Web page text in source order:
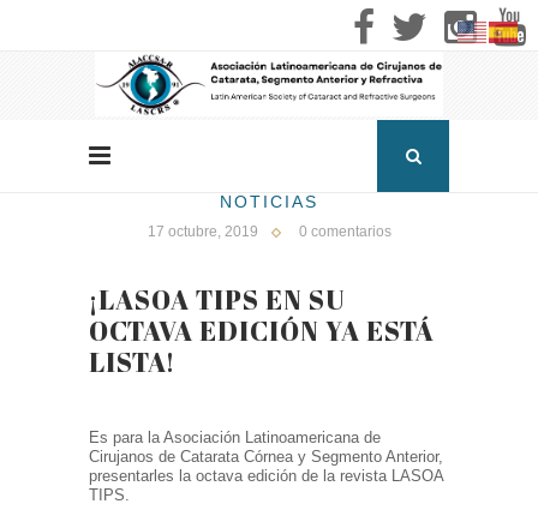
NOTICIAS
17 octubre, 2019 0 comentarios
¡LASOA TIPS EN SU
OCTAVA EDICIÓN YA ESTÁ
LISTA!
Es para la Asociación Latinoamericana de
Cirujanos de Catarata Córnea y Segmento Anterior,
presentarles la octava edición de la revista LASOA
TIPS.